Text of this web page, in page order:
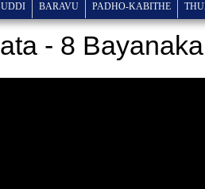
BARAVU PADHO-KABITHE
- 8 Bayanaka